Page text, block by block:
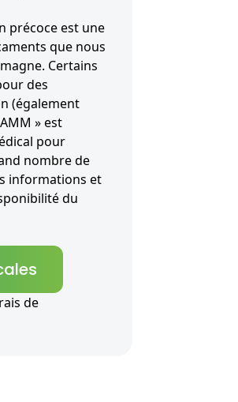
précoce est une
que nous
Certains
des
(également
» est
pour
nombre de
informations et
du
de